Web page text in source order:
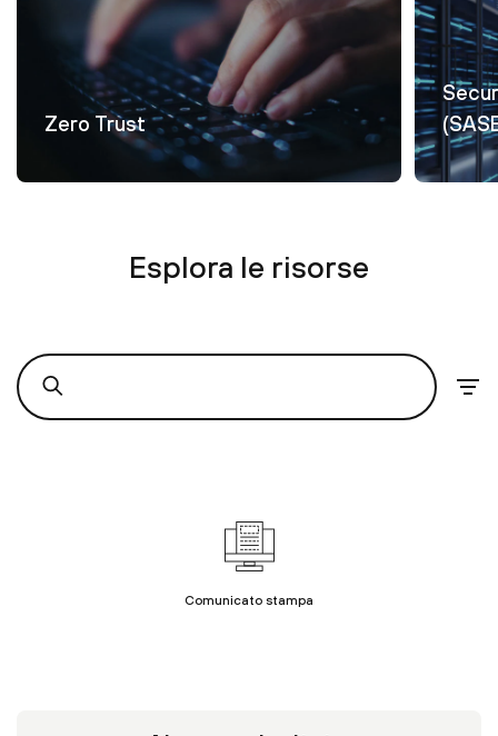
Zero Trust
Esplora le risorse
Comunicato stampa